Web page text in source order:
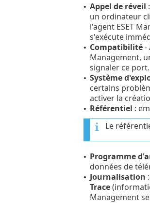
• Appel de réveil
un ordinateur
l'agent ESET
s'exécute
• Compatibilité-
Management,
signaler ce port.
• Système
certains
activer la
• Référentiel :
Le
• Programme
données de
• Journalisation
Trace
Management